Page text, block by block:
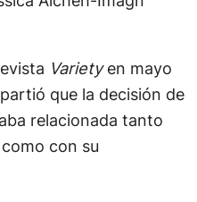
Varietyen mayo
que la decisión de
relacionada tanto
con su